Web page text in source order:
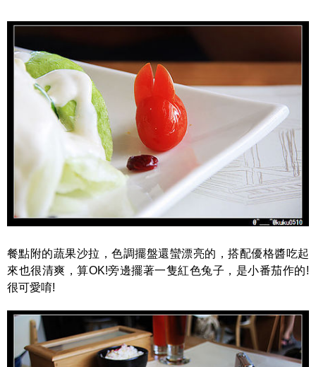
餐點附的蔬果沙拉，色調擺盤還蠻漂亮的，搭配優格醬吃起
來也很清爽，算OK!旁邊擺著一隻紅色兔子，是小番茄作的!
很可愛唷!